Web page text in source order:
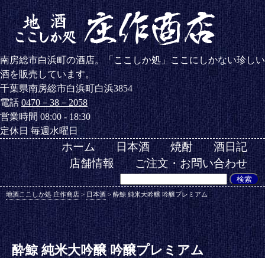
南房総市白浜町の酒店。「ここしか処」ここにしかない珍しい
酒を販売しています。
千葉県南房総市白浜町白浜3854
電話0470－38－2058
営業時間 08:00 - 18:30
定休日 毎週水曜日
ホーム 日本酒 焼酎
酒日記
店舗情報
ご注文・お問い合わせ
地酒ここしか処 庄作商店 > 日本酒 >酔鯨 純米大吟醸 吟醸プレミアム
酔鯨 純米大吟醸 吟醸プレミアム